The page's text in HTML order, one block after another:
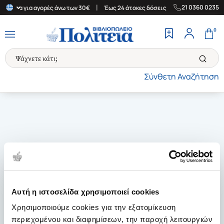
Αυτή η ιστοσελίδα χρησιμοποιεί cookies
Χρησιμοποιούμε cookies για την εξατομίκευση
περιεχομένου και διαφημίσεων, την παροχή λειτουργιών
για αγορές άνω των 30€ Έως 24 άτοκες δόσεις | Δωρεάν
21 0360 0235
Σύνθετη Αναζήτηση
0